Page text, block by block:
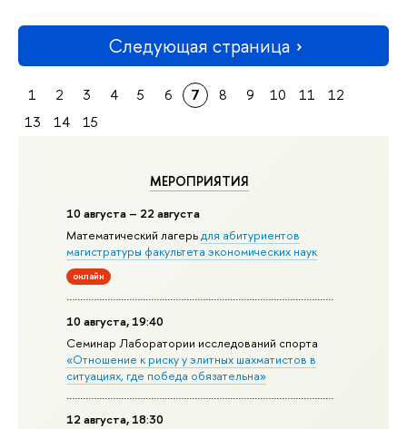
МЕРОПРИЯТИЯ
10 августа – 22 августа
Математический лагерьдля абитуриентов
магистратуры факультета экономических наук
онлайн
10 августа, 19:40
Семинар Лаборатории исследований спорта
«Отношение к риску у элитных шахматистов в
ситуациях, где победа обязательна»
12 августа, 18:30
Следующая страница
1 2 3 4 5 6 7 8 9 10 11
12
13
14 15